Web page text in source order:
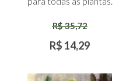
R$ 35,72
R$ 14,29